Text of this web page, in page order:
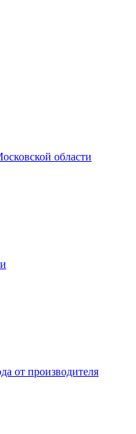
области
от производителя